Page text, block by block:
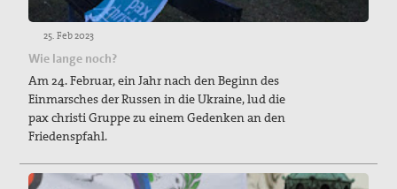
25. Feb 2023
Wie lange noch?
Am 24. Februar, ein Jahr nach den Beginn des
Einmarsches der Russen in die Ukraine, lud die
pax christi Gruppe zu einem Gedenken an den
Friedenspfahl.